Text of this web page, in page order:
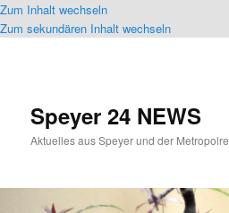
Zum Inhalt wechseln
Zum sekundären Inhalt wechseln
Speyer 24 NEWS
Aktuelles aus Speyer und der